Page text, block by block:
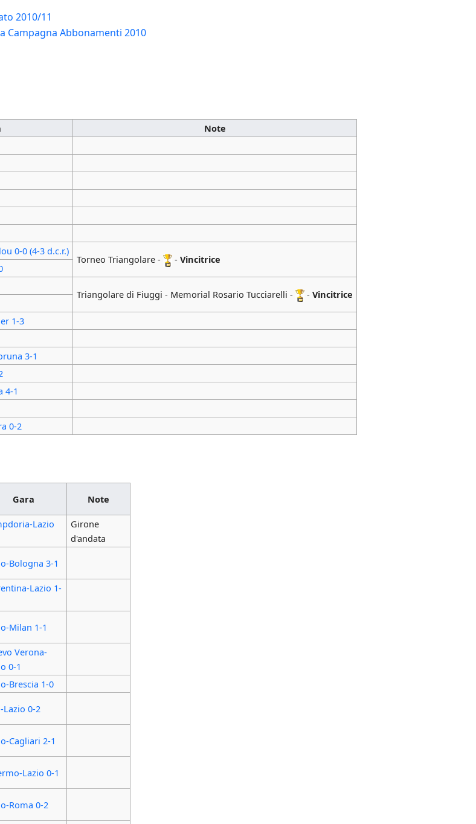
2010/11
Campagna Abbonamenti 2010
Note
0-0 (4-3 d.c.r.)
Torneo Triangolare - - Vincitrice
Triangolare di Fiuggi - Memorial Rosario Tucciarelli - - Vincitrice
1-3
3-1
4-1
0-2
Gara Note
Lazio
Girone
d'andata
Bologna 3-1
Lazio 1-
Milan 1-1
Verona-
0-1
Brescia 1-0
Lazio 0-2
Cagliari 2-1
Lazio 0-1
Roma 0-2